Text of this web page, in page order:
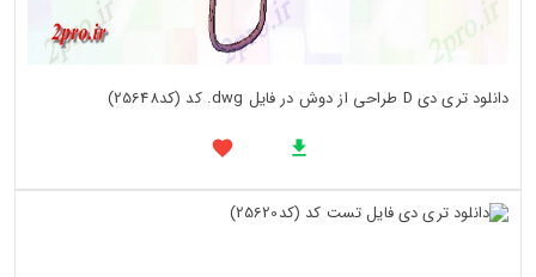
دانلود تری دی D طراحی از دوش در فایل dwg. کد (کد25648)